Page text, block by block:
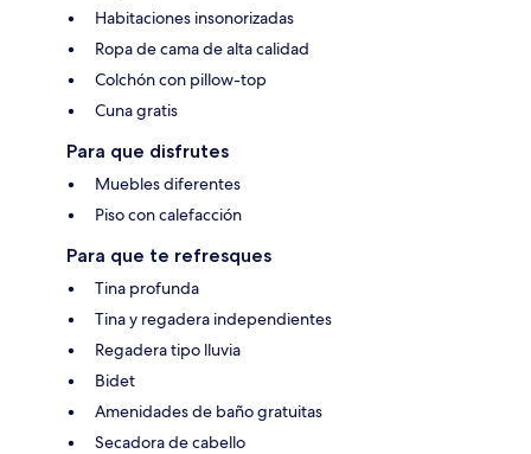
Habitaciones insonorizadas
Ropa de cama de alta calidad
Colchón con pillow-top
Cuna gratis
Para que disfrutes
Muebles diferentes
Piso con calefacción
Para que te refresques
Tina profunda
Tina y regadera independientes
Regadera tipo lluvia
Bidet
Amenidades de baño gratuitas
Secadora de cabello